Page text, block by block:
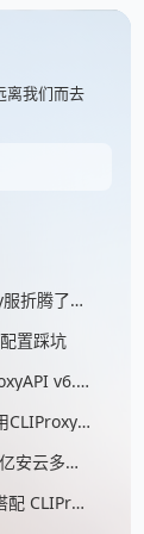
离我们而去
不想再为管理多个Emby服折腾了，所以我写了一个聚合代理网关
置踩坑
在 Kelivo 中通过 CLIProxyAPI v6.9.30+ 直接调用 GPT 画图
抛砖引玉，教你如何使用CLIProxyAPI来自定义GPT画图模型
使用Shell脚本自动追踪亿安云多出口IP
AmpCode 食用指南：搭配 CLIProxyAPI 实现自定义模型自由